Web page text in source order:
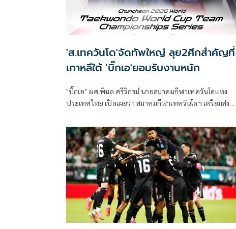
'ส.เทควันโด'จัดทัพใหญ่ ลุย2ศึกสำคัญที่
เกาหลีใต้ 'บิ๊กเอ'ยอมรับงานหนัก
"บิ๊กเอ" ผศ.พิมล ศรีวิกรม์ นายสมาคมกีฬาเทควันโดแห่ง
ประเทศไทย เปิดเผยว่า สมาคมกีฬาเทควันโดฯ เตรียมส่ง
รายการสำคัญที่เมืองชุนชอน ประเทศเกาหลีใต้ รวม 2
รายการ ประกอบด้วย รายการ "Chuncheon 2026 World
Taekwondo World Cup Team Championships Series"
ระหว่างวันที่ 14-16 ก.ค.69 ต่อเนื่องด้วยรายการ "2026
Chuncheon Korea Open International Taekwondo
Championships" ระหว่างวันที่ 18-22 ก.ค.69